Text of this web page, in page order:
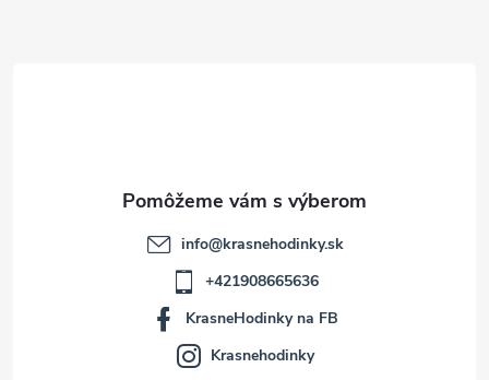
info@krasnehodinky.sk
+421908665636
KrasneHodinky na FB
Krasnehodinky